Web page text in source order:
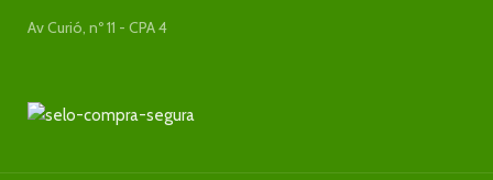
Av Curió, nº 11 - CPA 4